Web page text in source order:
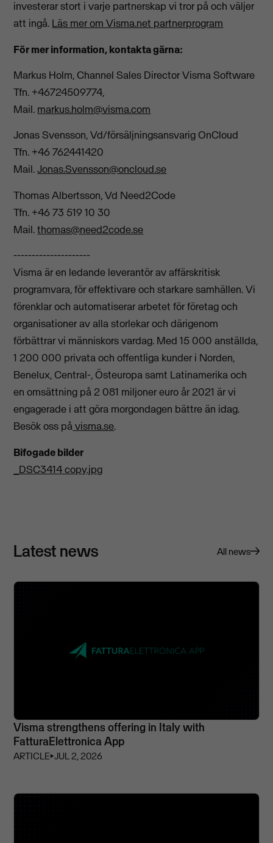
investerar stort i varje partnerskap vi tror på och väljer
att ingå. Läs mer om Visma.net partnerprogram
För mer information, kontakta gärna:
Markus Holm, Channel Sales Director Visma Software
Tfn. +46724509774,
Mail. markus.holm@visma.com
Jonas Svensson, Vd/försäljningsansvarig OnCloud
Tfn. +46 762441420
Mail.Jonas.Svensson@oncloud.se
Thomas Albertsson, Vd Need2Code
Tfn. +46 73 519 10 30
Mail.thomas@need2code.se
---------------------
Visma är en ledande leverantör av affärskritisk
programvara, för effektivare och starkare samhällen. Vi
förenklar och automatiserar arbetet för företag och
organisationer av alla storlekar och därigenom
förbättrar vi människors vardag. Med 15 000 anställda,
1 200 000 privata och offentliga kunder i Norden,
Benelux, Central-, Östeuropa samt Latinamerika och
en omsättning på 2 081 miljoner euro år 2021 är vi
engagerade i att göra morgondagen bättre än idag.
Besök oss påvisma.se.
Bifogade bilder
_DSC3414 copy.jpg
Latest news All news
Visma strengthens offering in Italy with
FatturaElettronica App
ARTICLE⏵JUL 2, 2026